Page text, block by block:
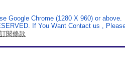
Google Chrome (1280 X 960) or above.
If You Want Contact us ,
訂閱條款